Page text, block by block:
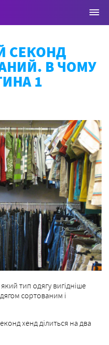
СЕКОНД
В ЧОМУ
1
тип одягу вигідніше
сортованим і
хенд ділиться на два